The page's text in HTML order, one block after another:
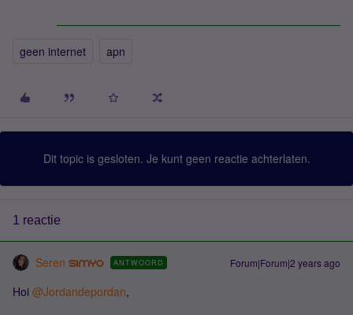
geen internet apn
Dit topic is gesloten. Je kunt geen reactie achterlaten.
1 reactie
Seren ANTWOORD Forum|Forum|2 years ago
Hoi @Jordandepordan,